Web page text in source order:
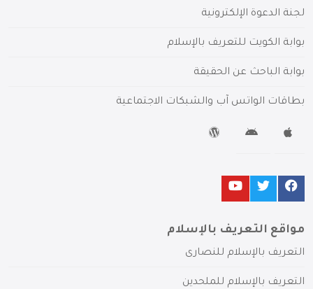
لجنة الدعوة الإلكترونية
بوابة الكويت للتعريف بالإسلام
بوابة الباحث عن الحقيقة
بطاقات الواتس آب والشبكات الاجتماعية
مواقع التعريف بالإسلام
التعريف بالإسلام للنصارى
التعريف بالإسلام للملحدين